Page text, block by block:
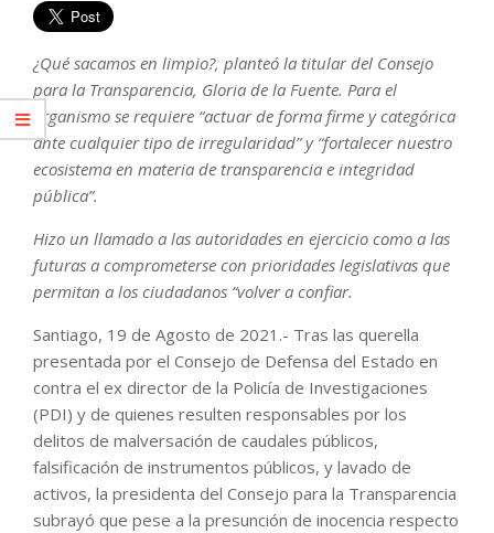
¿Qué sacamos en limpio?, planteó la titular del Consejo
para la Transparencia, Gloria de la Fuente. Para el
organismo se requiere “actuar de forma firme y categórica
ante cualquier tipo de irregularidad” y “fortalecer nuestro
ecosistema en materia de transparencia e integridad
pública”.
Hizo un llamado a las autoridades en ejercicio como a las
futuras a comprometerse con prioridades legislativas que
permitan a los ciudadanos “volver a confiar.
Santiago, 19 de Agosto de 2021.- Tras las querella
presentada por el Consejo de Defensa del Estado en
contra el ex director de la Policía de Investigaciones
(PDI) y de quienes resulten responsables por los
delitos de malversación de caudales públicos,
falsificación de instrumentos públicos, y lavado de
activos, la presidenta del Consejo para la Transparencia
subrayó que pese a la presunción de inocencia respecto